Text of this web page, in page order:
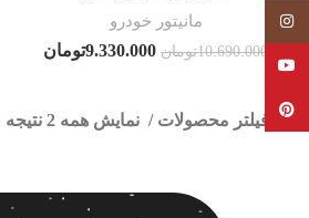
مانیتور خودرو
10.690.000تومان 9.330.000تومان
فیلتر محصولات
نمایش همه 2 نتیجه
Instagram
Pinterest